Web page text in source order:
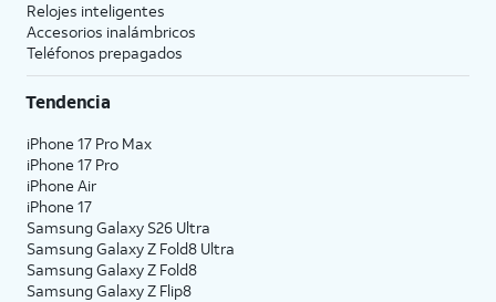
Relojes inteligentes
Accesorios inalámbricos
Teléfonos prepagados
Tendencia
iPhone 17 Pro Max
iPhone 17 Pro
iPhone Air
iPhone 17
Samsung Galaxy S26 Ultra
Samsung Galaxy Z Fold8 Ultra
Samsung Galaxy Z Fold8
Samsung Galaxy Z Flip8